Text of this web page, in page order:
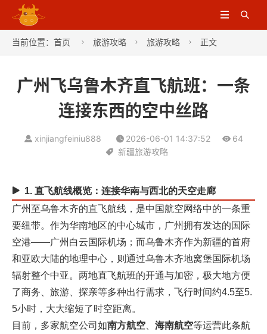


当前位置： 首页  旅游攻略  旅游攻略  正文
广州飞乌鲁木齐直飞航班：一条
连接东西的空中丝路
xinjiangfeiniu888 2026-06-01 14:37:52
64
新疆旅游攻略
1. 直飞航线概览：连接华南与西北的天空走廊
广州至乌鲁木齐的直飞航线，是中国航空网络中的一条重
要纽带。作为华南地区的中心城市，广州拥有发达的国际
空港——广州白云国际机场；而乌鲁木齐作为新疆的首府
和亚欧大陆的地理中心，则通过乌鲁木齐地窝堡国际机场
辐射整个中亚。两地直飞航班的开通与加密，极大地方便
了商务、旅游、探亲等多种出行需求，飞行时间约4.5至5.
5小时，大大缩短了时空距离。
目前，多家航空公司如‌南方航空 海南航空‌等运营此条航